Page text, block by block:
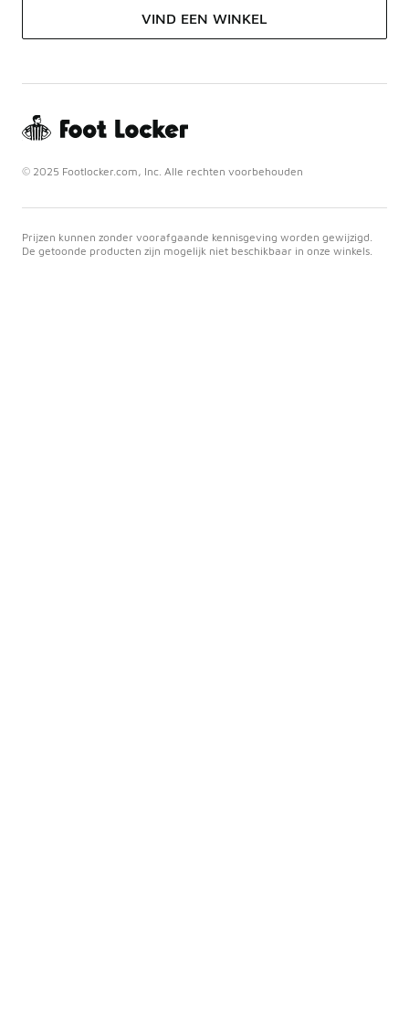
VIND EEN WINKEL
© 2025 Footlocker.com, Inc. Alle rechten voorbehouden
Prijzen kunnen zonder voorafgaande kennisgeving worden gewijzigd.
De getoonde producten zijn mogelijk niet beschikbaar in onze winkels.